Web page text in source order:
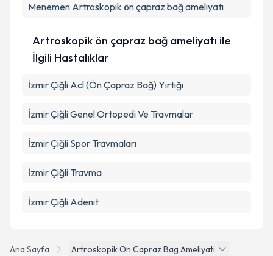
Ana Sayfa
Artroskopik On Capraz Bag Ameliyati
Menemen Artroskopik ön çapraz bağ ameliyatı
Artroskopik ön çapraz bağ ameliyatı ile
İlgili Hastalıklar
İzmir Çiğli Acl (Ön Çapraz Bağ) Yırtığı
İzmir Çiğli Genel Ortopedi Ve Travmalar
İzmir Çiğli Spor Travmaları
İzmir Çiğli Travma
İzmir Çiğli Adenit